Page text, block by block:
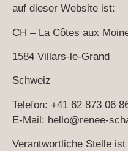
auf dieser Website ist:
CH – La Côtes aux
1584 Villars-le-Grand
Schweiz
Telefon: +41 62 873 06
E-Mail: hello@renee-
Verantwortliche Stelle